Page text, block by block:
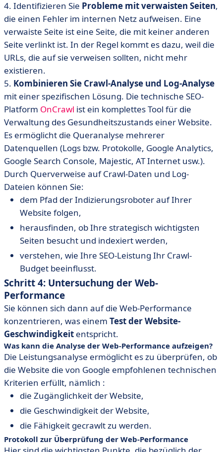
4. Identifizieren Sie Probleme mit verwaisten Seiten,
die einen Fehler im internen Netz aufweisen. Eine
verwaiste Seite ist eine Seite, die mit keiner anderen
Seite verlinkt ist. In der Regel kommt es dazu, weil die
URLs, die auf sie verweisen sollten, nicht mehr
existieren.
5. Kombinieren Sie Crawl-Analyse und Log-Analyse
mit einer spezifischen Lösung. Die technische SEO-
Platform OnCrawl ist ein komplettes Tool für die
Verwaltung des Gesundheitszustands einer Website.
Es ermöglicht die Queranalyse mehrerer
Datenquellen (Logs bzw. Protokolle, Google Analytics,
Google Search Console, Majestic, AT Internet usw.).
Durch Querverweise auf Crawl-Daten und Log-
Dateien können Sie:
dem Pfad der Indizierungsroboter auf Ihrer
Website folgen,
herausfinden, ob Ihre strategisch wichtigsten
Seiten besucht und indexiert werden,
verstehen, wie Ihre SEO-Leistung Ihr Crawl-
Budget beeinflusst.
Schritt 4: Untersuchung der Web-
Performance
Sie können sich dann auf die Web-Performance
konzentrieren, was einem Test der Website-
Geschwindigkeit entspricht.
Was kann die Analyse der Web-Performance aufzeigen?
Die Leistungsanalyse ermöglicht es zu überprüfen, ob
die Website die von Google empfohlenen technischen
Kriterien erfüllt, nämlich :
die Zugänglichkeit der Website,
die Geschwindigkeit der Website,
die Fähigkeit gecrawlt zu werden.
Protokoll zur Überprüfung der Web-Performance